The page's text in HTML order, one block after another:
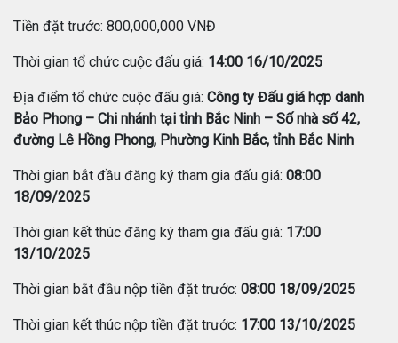
Tiền đặt trước: 800,000,000 VNĐ
Thời gian tổ chức cuộc đấu giá: 14:00 16/10/2025
Địa điểm tổ chức cuộc đấu giá: Công ty Đấu giá hợp danh
Bảo Phong – Chi nhánh tại tỉnh Bắc Ninh – Số nhà số 42,
đường Lê Hồng Phong, Phường Kinh Bắc, tỉnh Bắc Ninh
Thời gian bắt đầu đăng ký tham gia đấu giá: 08:00
18/09/2025
Thời gian kết thúc đăng ký tham gia đấu giá: 17:00
13/10/2025
Thời gian bắt đầu nộp tiền đặt trước: 08:00 18/09/2025
Thời gian kết thúc nộp tiền đặt trước: 17:00 13/10/2025